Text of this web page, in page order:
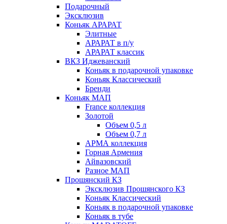
Подарочный
Эксклюзив
Коньяк АРАРАТ
Элитные
АРАРАТ в п/у
АРАРАТ классик
ВКЗ Иджеванский
Коньяк в подарочной упаковке
Коньяк Классический
Бренди
Коньяк МАП
France коллекция
Золотой
Объем 0,5 л
Объем 0,7 л
АРМА коллекция
Горная Армения
Айвазовский
Разное МАП
Прошянский КЗ
Эксклюзив Прошянского КЗ
Коньяк Классический
Коньяк в подарочной упаковке
Коньяк в тубе